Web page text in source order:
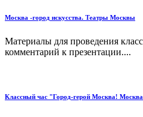
Москва -город искусства. Театры Москвы
Материалы для проведения
комментарий к презентации....
Классный час "Город-герой Москва!